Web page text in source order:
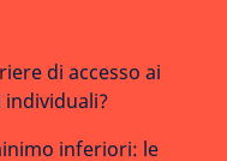
di accesso ai
inferiori: le